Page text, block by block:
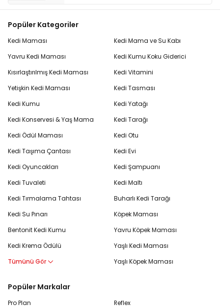
Popüler Kategoriler
Kedi Maması
Yavru Kedi Maması
Kısırlaştırılmış Kedi Maması
Yetişkin Kedi Maması
Kedi Kumu
Kedi Konservesi & Yaş Mama
Kedi Ödül Maması
Kedi Taşıma Çantası
Kedi Oyuncakları
Kedi Tuvaleti
Kedi Tırmalama Tahtası
Kedi Su Pınarı
Bentonit Kedi Kumu
Kedi Krema Ödülü
Tümünü Gör
Kedi Mama ve Su Kabı
Kedi Kumu Koku Giderici
Kedi Vitamini
Kedi Tasması
Kedi Yatağı
Kedi Tarağı
Kedi Otu
Kedi Evi
Kedi Şampuanı
Kedi Maltı
Buharlı Kedi Tarağı
Köpek Maması
Yavru Köpek Maması
Yaşlı Kedi Maması
Yaşlı Köpek Maması
Popüler Markalar
Pro Plan
Reflex